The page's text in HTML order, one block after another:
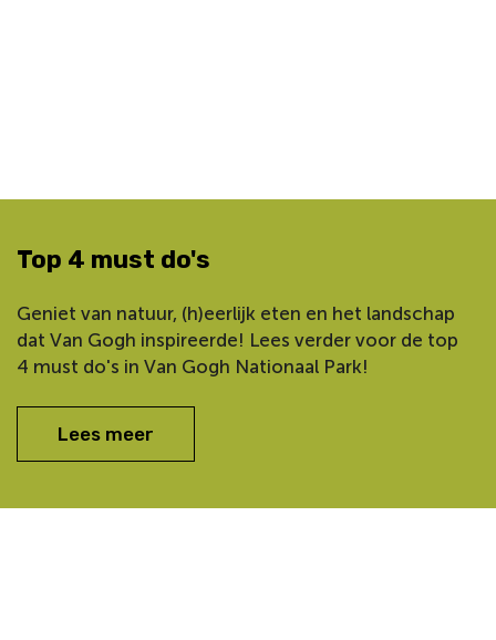
Top 4 must do's
Geniet van natuur, (h)eerlijk eten en het landschap
dat Van Gogh inspireerde! Lees verder voor de top
4 must do's in Van Gogh Nationaal Park!
Lees meer